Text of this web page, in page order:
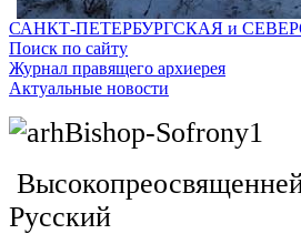
САНКТ-ПЕТЕРБУРГСКАЯ и
Поиск по сайту
Журнал правящего архиерея
Актуальные новости
Русский